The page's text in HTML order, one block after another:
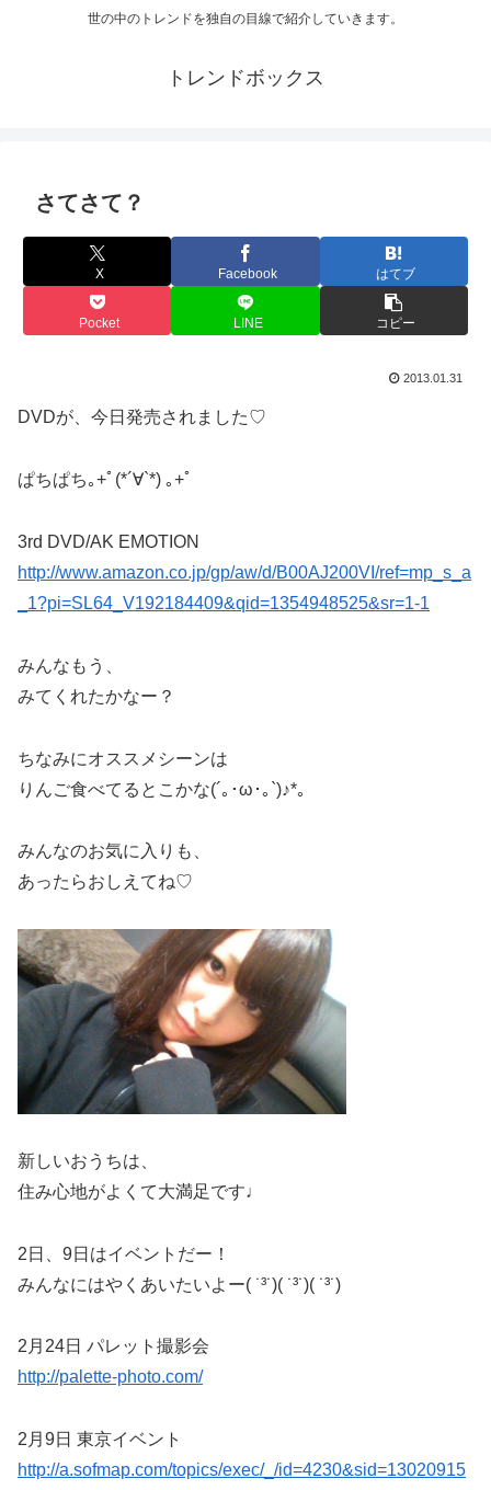
世の中のトレンドを独自の目線で紹介していきます。
トレンドボックス
さてさて？
X Facebook はてブ
Pocket LINE コピー
2013.01.31
DVDが、今日発売されました♡
ぱちぱち｡+ﾟ(*´∀`*) ｡+ﾟ
3rd DVD/AK EMOTION
http://www.amazon.co.jp/gp/aw/d/B00AJ200VI/ref=mp_s_a
_1?pi=SL64_V192184409&qid=1354948525&sr=1-1
みんなもう、
みてくれたかなー？
ちなみにオススメシーンは
りんご食べてるとこかな(´｡･ω･｡`)♪*。
みんなのお気に入りも、
あったらおしえてね♡
新しいおうちは、
住み心地がよくて大満足です♩
2日、9日はイベントだー！
みんなにはやくあいたいよー( ˙³˙)( ˙³˙)( ˙³˙)
2月24日 パレット撮影会
http://palette-photo.com/
2月9日 東京イベント
http://a.sofmap.com/topics/exec/_/id=4230&sid=13020915